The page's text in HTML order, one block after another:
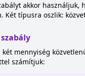
akkor
Két típusra oszlik:
mennyiség
számítjuk: